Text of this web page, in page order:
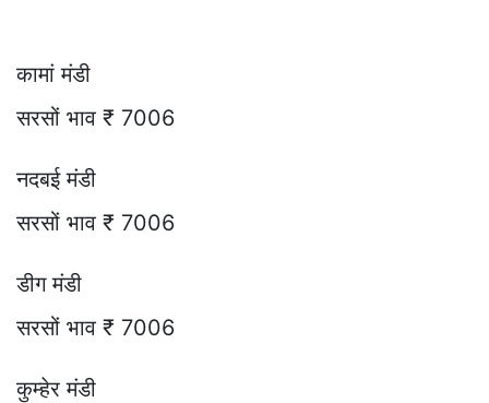
कामां मंडी
सरसों भाव ₹ 7006
नदबई मंडी
सरसों भाव ₹ 7006
डीग मंडी
सरसों भाव ₹ 7006
कुम्हेर मंडी